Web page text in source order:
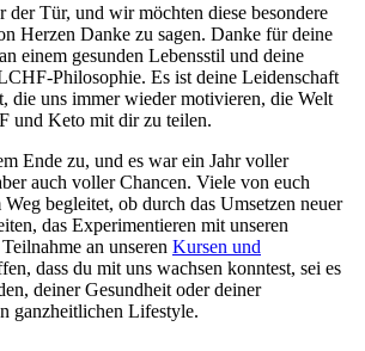
der Tür, und wir möchten diese besondere
Herzen Danke zu sagen. Danke für deine
einem gesunden Lebensstil und deine
Philosophie. Es ist deine Leidenschaft
die uns immer wieder motivieren, die Welt
und Keto mit dir zu teilen.
Ende zu, und es war ein Jahr voller
auch voller Chancen. Viele von euch
Weg begleitet, ob durch das Umsetzen neuer
das Experimentieren mit unseren
an unseren Kursen und
dass du mit uns wachsen konntest, sei es
deiner Gesundheit oder deiner
ganzheitlichen Lifestyle.